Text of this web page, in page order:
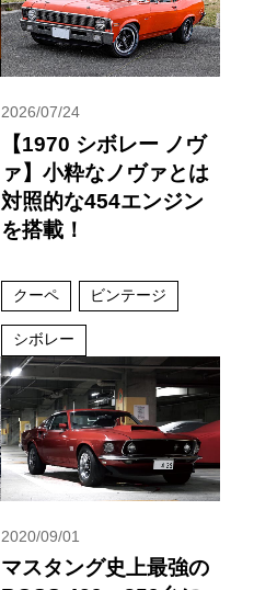
2026/07/24
【1970 シボレー ノヴ
ァ】小粋なノヴァとは
対照的な454エンジン
を搭載！
クーペ ビンテージ
シボレー
2020/09/01
マスタング史上最強の